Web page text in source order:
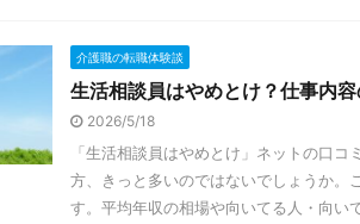
介護職の転職体験談
生活相談員はやめとけ？仕事内
2026/5/18
「生活相談員はやめとけ」ネットの口
方、きっと多いのではないでしょうか。
す。平均年収の相場や向いてる人・向い